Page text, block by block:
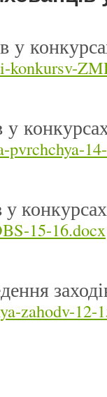
у
konkursv-
pvrchchya-
15-16.docx
zahodv-12-